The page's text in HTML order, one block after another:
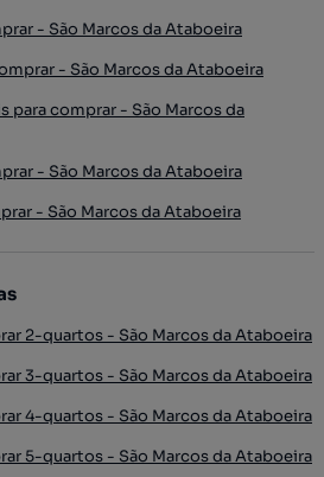
- São Marcos da Ataboeira
- São Marcos da Ataboeira
para comprar - São Marcos da
- São Marcos da Ataboeira
- São Marcos da Ataboeira
2-quartos - São Marcos da Ataboeira
3-quartos - São Marcos da Ataboeira
4-quartos - São Marcos da Ataboeira
5-quartos - São Marcos da Ataboeira